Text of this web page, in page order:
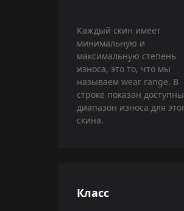
Каждый скин имеет
минимальную и
максимальную степень
износа, это то, что мы
называем wear range. В
строке показан
диапазон износа для
скина.
Класс